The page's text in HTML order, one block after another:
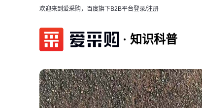
欢迎来到爱采购，百度旗下B2B平台登录/注册
知识科普